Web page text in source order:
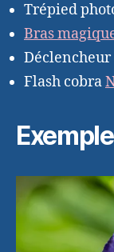
Trépied
Bras
Flash cobra